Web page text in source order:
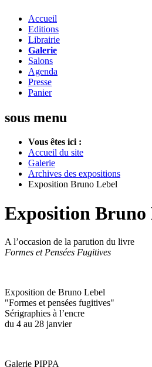
Accueil
Editions
Librairie
Galerie
Salons
Agenda
Presse
Panier
sous menu
Vous êtes ici :
Accueil du site
Galerie
Archives des expositions
Exposition Bruno Lebel
Exposition Bruno
A l’occasion de la parution du livre
Formes et Pensées Fugitives
Exposition de Bruno Lebel
"Formes et pensées fugitives"
Sérigraphies à l’encre
du 4 au 28 janvier
Galerie PIPPA